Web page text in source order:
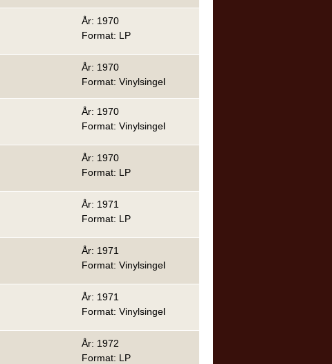
År: 1970
Format: LP
År: 1970
Format: Vinylsingel
År: 1970
Format: Vinylsingel
År: 1970
Format: LP
År: 1971
Format: LP
År: 1971
Format: Vinylsingel
År: 1971
Format: Vinylsingel
År: 1972
Format: LP